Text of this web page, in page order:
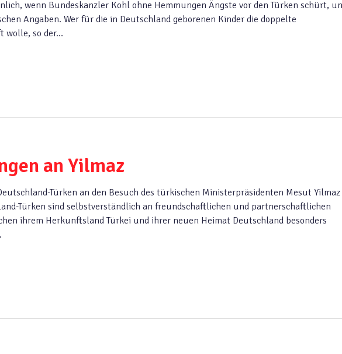
wenn Bundeskanzler Kohl ohne Hemmungen Ängste vor den Türken schürt,
Angaben. Wer für die in Deutschland geborenen Kinder die doppelte
wolle, so der…
an Yilmaz
Türken an den Besuch des türkischen Ministerpräsidenten Mesut
Türken sind selbstverständlich an freundschaftlichen und partnerschaftlichen
ihrem Herkunftsland Türkei und ihrer neuen Heimat Deutschland besonders